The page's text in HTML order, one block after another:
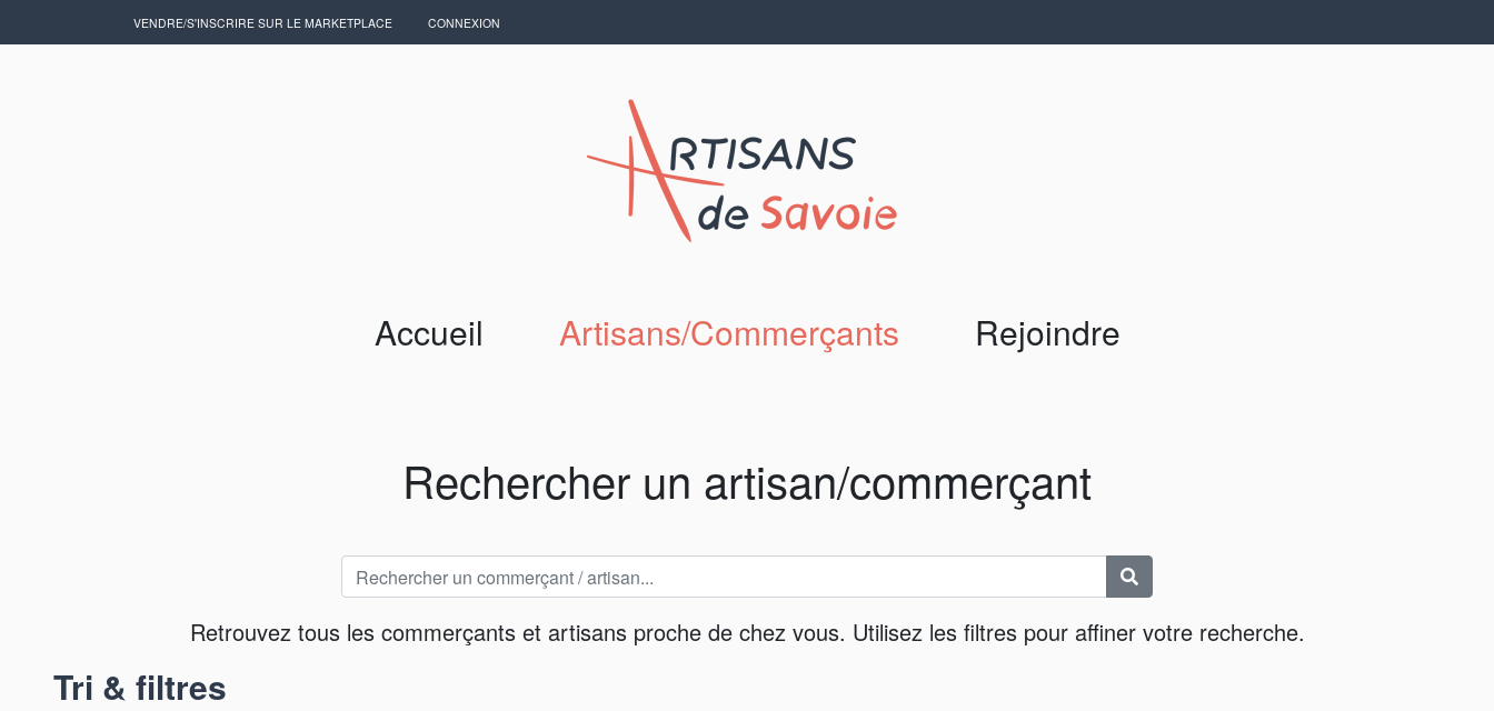
VENDRE/S'INSCRIRE SUR LE MARKETPLACE CONNEXION
Accueil Artisans/Commerçants Rejoindre
Rechercher un artisan/commerçant
Retrouvez tous les commerçants et artisans proche de chez vous. Utilisez les filtres pour affiner votre recherche.
Tri & filtres